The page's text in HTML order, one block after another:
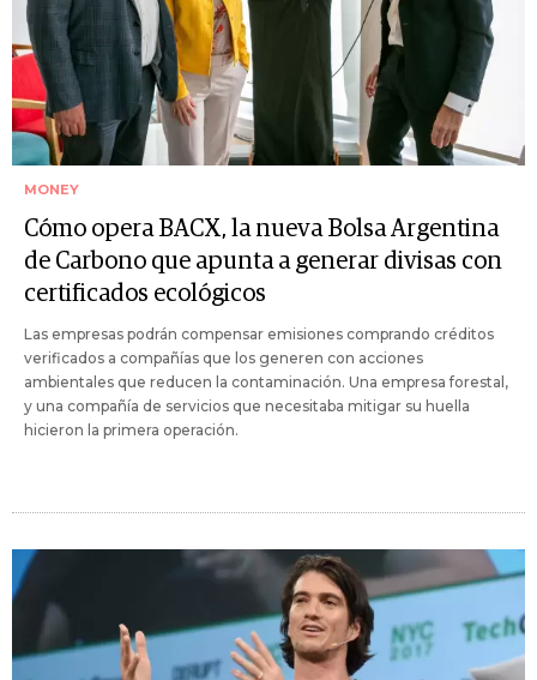
MONEY
Cómo opera BACX, la nueva Bolsa Argentina
de Carbono que apunta a generar divisas con
certificados ecológicos
Las empresas podrán compensar emisiones comprando créditos
verificados a compañías que los generen con acciones
ambientales que reducen la contaminación. Una empresa forestal,
y una compañía de servicios que necesitaba mitigar su huella
hicieron la primera operación.